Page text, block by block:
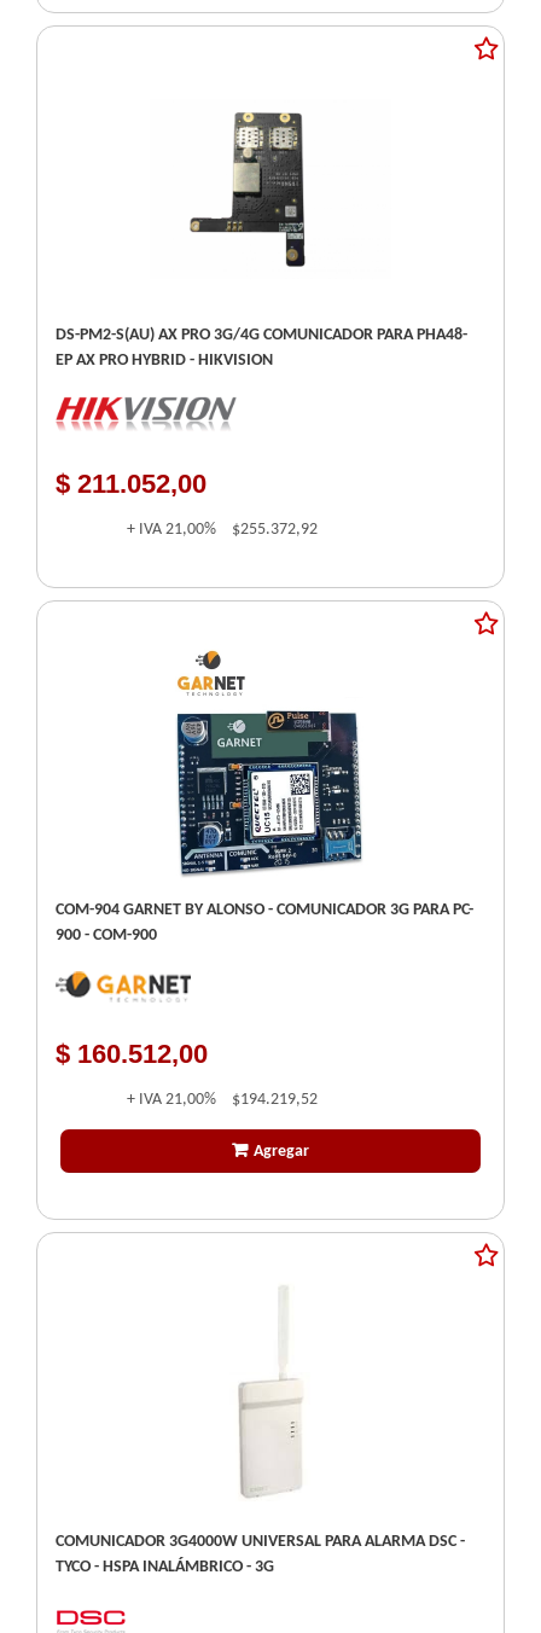
DS-PM2-S(AU) AX PRO 3G/4G COMUNICADOR PARA PHA48-
EP AX PRO HYBRID - HIKVISION
$ 211.052,00
+ IVA 21,00% $255.372,92
COM-904 GARNET BY ALONSO - COMUNICADOR 3G PARA PC-
900 - COM-900
$ 160.512,00
+ IVA 21,00% $194.219,52
Agregar
COMUNICADOR 3G4000W UNIVERSAL PARA ALARMA DSC -
TYCO - HSPA INALÁMBRICO - 3G